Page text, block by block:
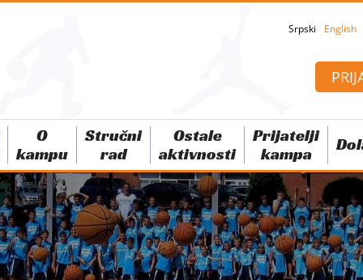
Srpski English
O
kampu
Stručni
rad
Ostale
aktivnosti
Prijatelji
kampa